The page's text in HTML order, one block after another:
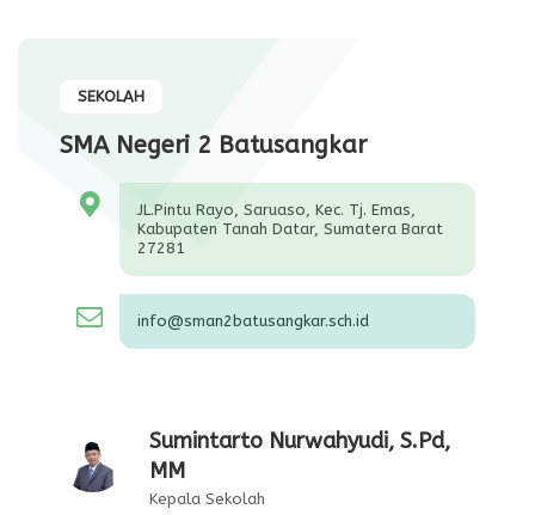
SEKOLAH
SMA Negeri 2 Batusangkar
JL.Pintu Rayo, Saruaso, Kec. Tj. Emas,
Kabupaten Tanah Datar, Sumatera Barat
27281
info@sman2batusangkar.sch.id
Sumintarto Nurwahyudi, S.Pd,
MM
Kepala Sekolah